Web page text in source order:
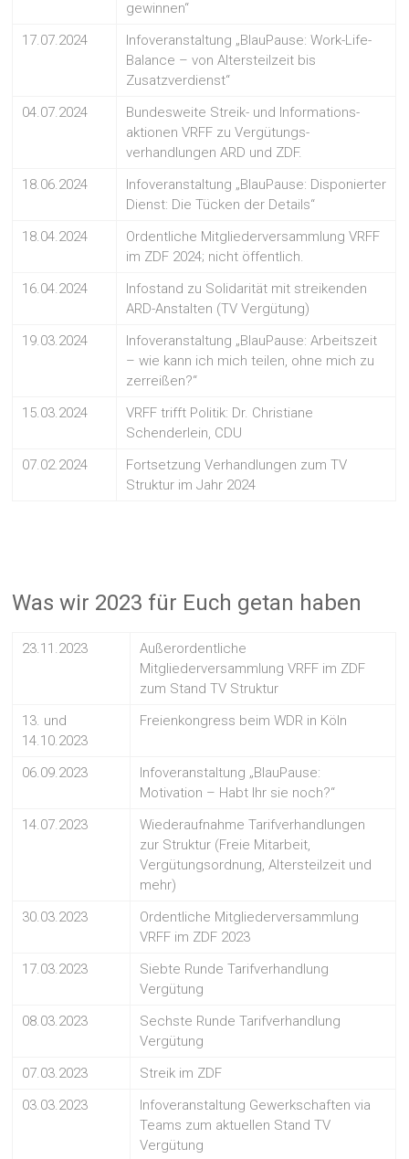
gewinnen“
17.07.2024
Infoveranstaltung „BlauPause: Work-Life-
Balance – von Altersteilzeit bis
Zusatzverdienst“
04.07.2024
Bundesweite Streik- und Informations-
aktionen VRFF zu Vergütungs-
verhandlungen ARD und ZDF.
18.06.2024
Infoveranstaltung „BlauPause: Disponierter
Dienst: Die Tücken der Details“
18.04.2024
Ordentliche Mitgliederversammlung VRFF
im ZDF 2024; nicht öffentlich.
16.04.2024
Infostand zu Solidarität mit streikenden
ARD-Anstalten (TV Vergütung)
19.03.2024
Infoveranstaltung „BlauPause: Arbeitszeit
– wie kann ich mich teilen, ohne mich zu
zerreißen?“
15.03.2024
VRFF trifft Politik: Dr. Christiane
Schenderlein, CDU
07.02.2024
Fortsetzung Verhandlungen zum TV
Struktur im Jahr 2024
Was wir 2023 für Euch getan haben
23.11.2023
Außerordentliche
Mitgliederversammlung VRFF im ZDF
zum Stand TV Struktur
13. und
14.10.2023
Freienkongress beim WDR in Köln
06.09.2023
Infoveranstaltung „BlauPause:
Motivation – Habt Ihr sie noch?“
14.07.2023
Wiederaufnahme Tarifverhandlungen
zur Struktur (Freie Mitarbeit,
Vergütungsordnung, Altersteilzeit und
mehr)
30.03.2023
Ordentliche Mitgliederversammlung
VRFF im ZDF 2023
17.03.2023
Siebte Runde Tarifverhandlung
Vergütung
08.03.2023
Sechste Runde Tarifverhandlung
Vergütung
07.03.2023
Streik im ZDF
03.03.2023
Infoveranstaltung Gewerkschaften via
Teams zum aktuellen Stand TV
Vergütung